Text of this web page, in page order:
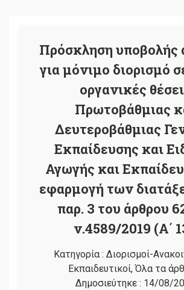
Πρόσκληση υποβολής
για μόνιμο διορισμό
οργανικές
Πρωτοβάθμιας
Δευτεροβάθμιας
Εκπαίδευσης και
Αγωγής και
εφαρμογή των
παρ. 3 του άρθρου
ν.4589/2019 (Α΄
Κατηγορία : Διορισμοί-
Εκπαιδευτικοί,Όλα τα
Δημοσιεύτηκε : 14/08/